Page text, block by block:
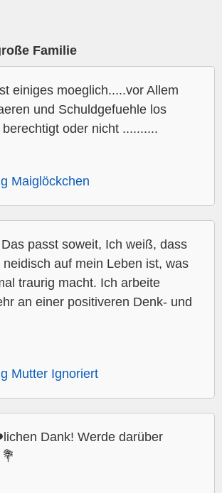
Familie
einiges moeglich.....vor Allem
und Schuldgefuehle los
oder nicht ..........
Maiglöckchen
passt soweit, Ich weiß, dass
auf mein Leben ist, was
traurig macht. Ich arbeite
an einer positiveren Denk- und
Mutter Ignoriert
Dank! Werde darüber